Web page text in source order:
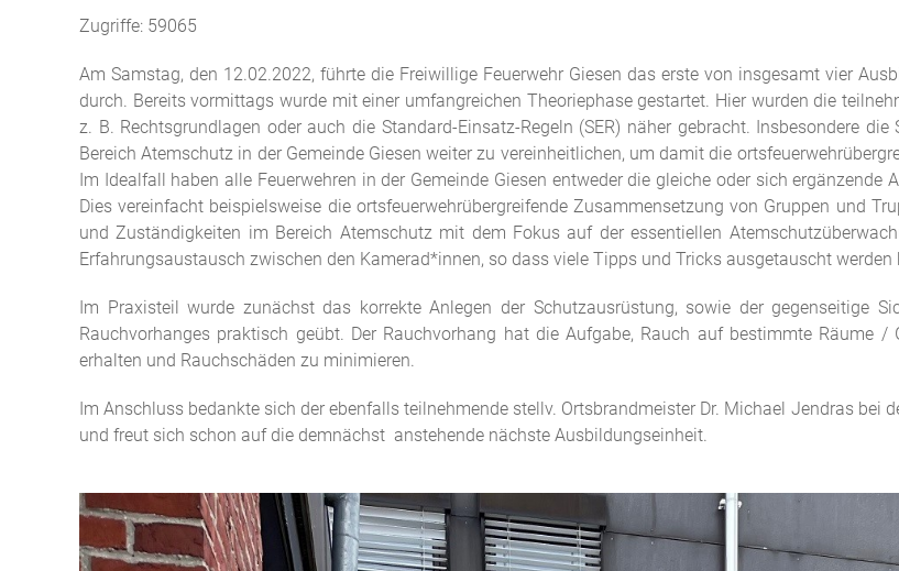
Zugriffe: 59065
Am Samstag, den 12.02.2022, führte die Freiwillige Feuerwehr Giesen das erste von insgesamt vier
durch. Bereits vormittags wurde mit einer umfangreichen Theoriephase gestartet. Hier wurden die
z. B. Rechtsgrundlagen oder auch die Standard-Einsatz-Regeln (SER) näher gebracht. Insbesondere
Bereich Atemschutz in der Gemeinde Giesen weiter zu vereinheitlichen, um damit die
Im Idealfall haben alle Feuerwehren in der Gemeinde Giesen entweder die gleiche oder sich
Dies vereinfacht beispielsweise die ortsfeuerwehrübergreifende Zusammensetzung von Gruppen und
und Zuständigkeiten im Bereich Atemschutz mit dem Fokus auf der essentiellen
Erfahrungsaustausch zwischen den Kamerad*innen, so dass viele Tipps und Tricks ausgetauscht werden
Im Praxisteil wurde zunächst das korrekte Anlegen der Schutzausrüstung, sowie der gegenseitige
Rauchvorhanges praktisch geübt. Der Rauchvorhang hat die Aufgabe, Rauch auf bestimmte Räume
erhalten und Rauchschäden zu minimieren.
Im Anschluss bedankte sich der ebenfalls teilnehmende stellv. Ortsbrandmeister Dr. Michael Jendras bei
und freut sich schon auf die demnächst anstehende nächste Ausbildungseinheit.